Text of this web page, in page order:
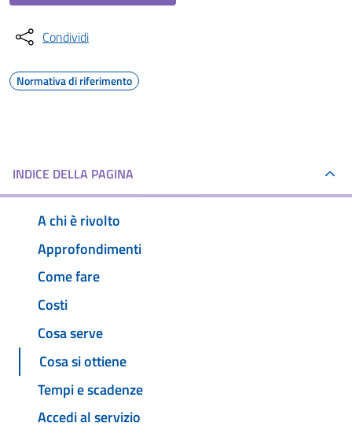
Condividi
Normativa di riferimento
INDICE DELLA PAGINA
A chi è rivolto
Approfondimenti
Come fare
Costi
Cosa serve
Cosa si ottiene
Tempi e scadenze
Accedi al servizio